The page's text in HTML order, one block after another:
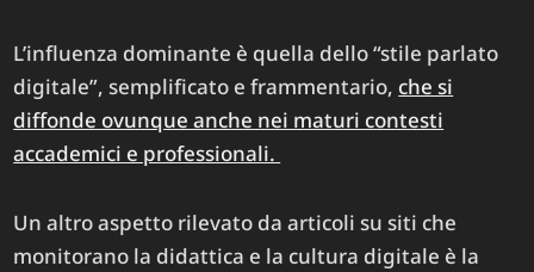
L’influenza dominante è quella dello “stile parlato
digitale”, semplificato e frammentario, che si
diffonde ovunque anche nei maturi contesti
accademici e professionali. ​
Un altro aspetto rilevato da articoli su siti che
monitorano la didattica e la cultura digitale è la